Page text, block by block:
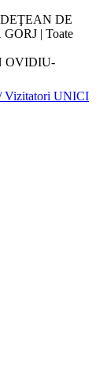
DE
| Toate
OVIDIU-
/ Vizitatori UNICI